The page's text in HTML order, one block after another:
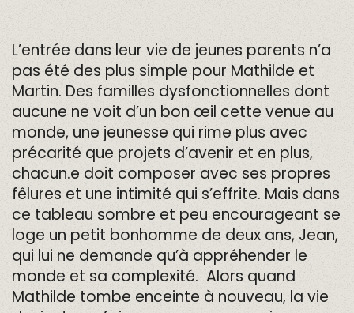
L’entrée dans leur vie de jeunes parents n’a
pas été des plus simple pour Mathilde et
Martin. Des familles dysfonctionnelles dont
aucune ne voit d’un bon œil cette venue au
monde, une jeunesse qui rime plus avec
précarité que projets d’avenir et en plus,
chacun.e doit composer avec ses propres
fêlures et une intimité qui s’effrite. Mais dans
ce tableau sombre et peu encourageant se
loge un petit bonhomme de deux ans, Jean,
qui lui ne demande qu’à appréhender le
monde et sa complexité. Alors quand
Mathilde tombe enceinte à nouveau, la vie